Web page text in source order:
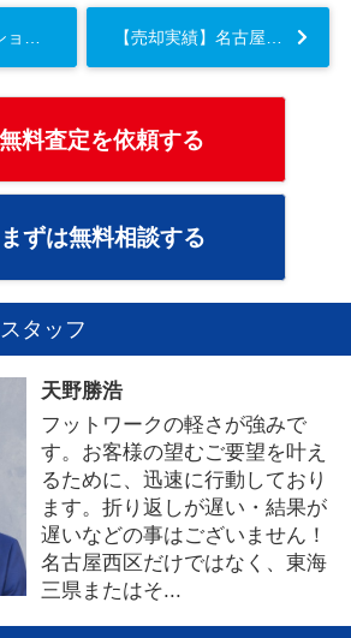
無料査定を依頼する
まずは無料相談する
タッフ
天野勝浩
フットワークの軽さが強みで
す。お客様の望むご要望を叶え
るために、迅速に行動しており
ます。折り返しが遅い・結果が
遅いなどの事はございません！
名古屋西区だけではなく、東海
三県またはそ...